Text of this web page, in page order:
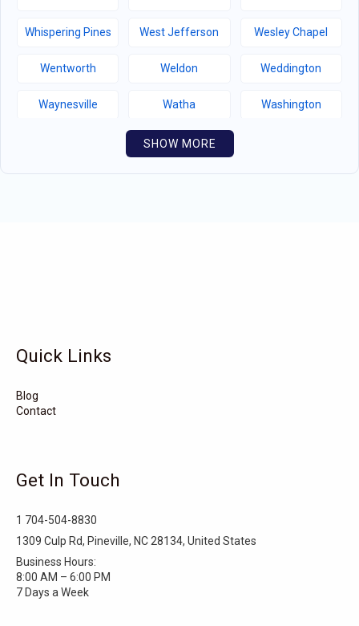
Whispering Pines West Jefferson Wesley Chapel
Wentworth Weldon Weddington
Waynesville Watha Washington
Walnut Creek
Wallburg Wahese Wagram
Surf City
Southern Shores Southern Pines
Sims
SHOW MORE
Quick Links
Blog
Contact
Get In Touch
1 704-504-8830
1309 Culp Rd, Pineville, NC 28134, United States
Business Hours:
8:00 AM – 6:00 PM
7 Days a Week